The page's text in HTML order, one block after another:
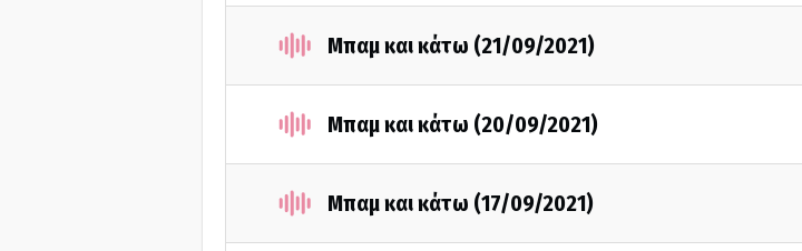
Μπαμ και κάτω (21/09/2021)
Μπαμ και κάτω (20/09/2021)
Μπαμ και κάτω (17/09/2021)